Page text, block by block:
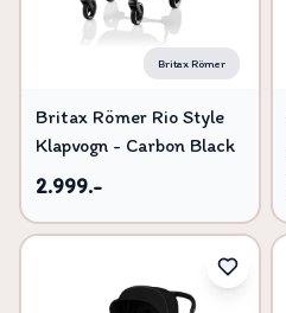
Britax Römer
Britax Römer Rio Style
Klapvogn - Carbon Black
2.999.-